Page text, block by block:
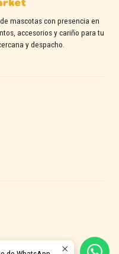
mascotas con presencia en
accesorios y cariño para tu
y despacho.